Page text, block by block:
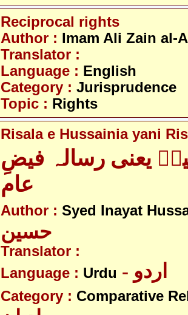
Reciprocal rights
Author : Imam Ali Zain al-
Translator :
Language : English
Category : Jurisprudence
Topic : Rights
Risala e Hussainia yani
یعنی رسالہ فیضِ
عام
Author : Syed Inayat
حسین
Translator :
Language : Urdu - اردو
Category : Comparative